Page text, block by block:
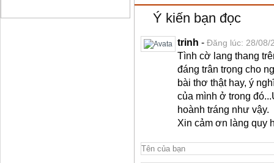
Ý kiến bạn đọc
trinh - Đăng lúc: 28/08/
Tình cờ lang thang
đáng trân trọng cho
bài thơ thật hay, ý
của mình ở trong
hoành tráng như vậy.
Xin cảm ơn làng quy